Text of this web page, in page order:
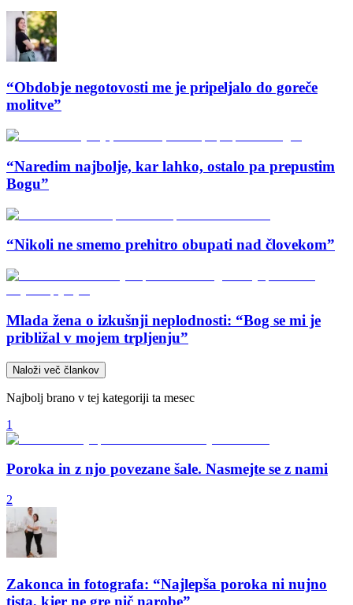
“Obdobje negotovosti me je pripeljalo do goreče
molitve”
“Naredim najbolje, kar lahko, ostalo pa prepustim
Bogu”
“Nikoli ne smemo prehitro obupati nad človekom”
Mlada žena o izkušnji neplodnosti: “Bog se mi je
približal v mojem trpljenju”
Naloži več člankov
Najbolj brano v tej kategoriji ta mesec
1
Poroka in z njo povezane šale. Nasmejte se z nami
2
Zakonca in fotografa: “Najlepša poroka ni nujno
tista, kjer ne gre nič narobe”